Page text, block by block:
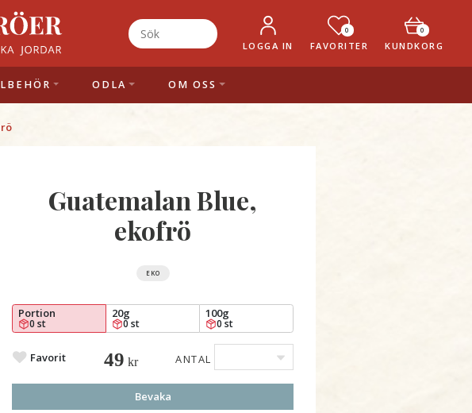
LOGGA IN
0
FAVORITER
0
KUNDKORG
ODLA OM OSS
Guatemalan Blue,
ekofrö
EKO
Portion
0 st
20g
0 st
100g
0 st
Favorit 49 kr ANTAL
Bevaka